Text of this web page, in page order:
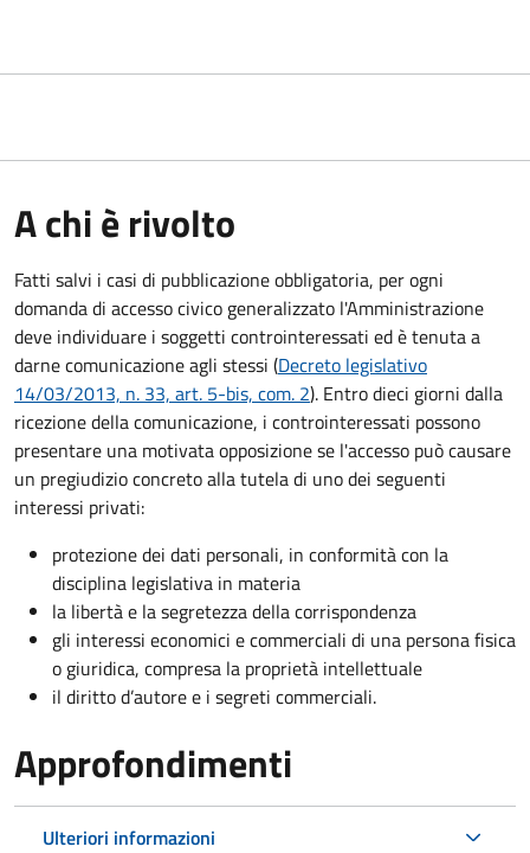
A chi è rivolto
Fatti salvi i casi di pubblicazione obbligatoria, per ogni
domanda di accesso civico generalizzato l'Amministrazione
deve individuare i soggetti controinteressati ed è tenuta a
darne comunicazione agli stessi (Decreto legislativo
14/03/2013, n. 33, art. 5-bis, com. 2). Entro dieci giorni dalla
ricezione della comunicazione, i controinteressati possono
presentare una motivata opposizione se l'accesso può causare
un pregiudizio concreto alla tutela di uno dei seguenti
interessi privati:
protezione dei dati personali, in conformità con la
disciplina legislativa in materia
la libertà e la segretezza della corrispondenza
gli interessi economici e commerciali di una persona fisica
o giuridica, compresa la proprietà intellettuale
il diritto d’autore e i segreti commerciali.
Approfondimenti
Ulteriori informazioni